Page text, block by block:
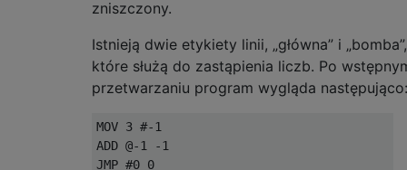
zniszczony.
Istnieją dwie etykiety linii, „główna” i „bomba”,
które służą do zastąpienia liczb. Po
przetwarzaniu program wygląda następująco:
MOV 3 #-1
ADD @-1 -1
JMP #0 0